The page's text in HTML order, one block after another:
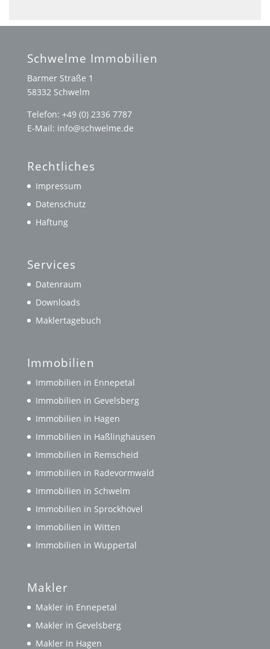
Schwelme Immobilien
Barmer Straße 1
58332 Schwelm
Telefon: +49 (0) 2336 7787
E-Mail: info@schwelme.de
Rechtliches
Impressum
Datenschutz
Haftung
Services
Datenraum
Downloads
Maklertagebuch
Immobilien
Immobilien in Ennepetal
Immobilien in Gevelsberg
Immobilien in Hagen
Immobilien in Haßlinghausen
Immobilien in Remscheid
Immobilien in Radevormwald
Immobilien in Schwelm
Immobilien in Sprockhövel
Immobilien in Witten
Immobilien in Wuppertal
Makler
Makler in Ennepetal
Makler in Gevelsberg
Makler in Hagen